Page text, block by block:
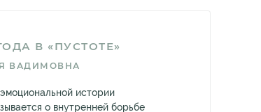
В «ПУСТОТЕ»
ВАДИМОВНА
истории
о внутренней борьбе